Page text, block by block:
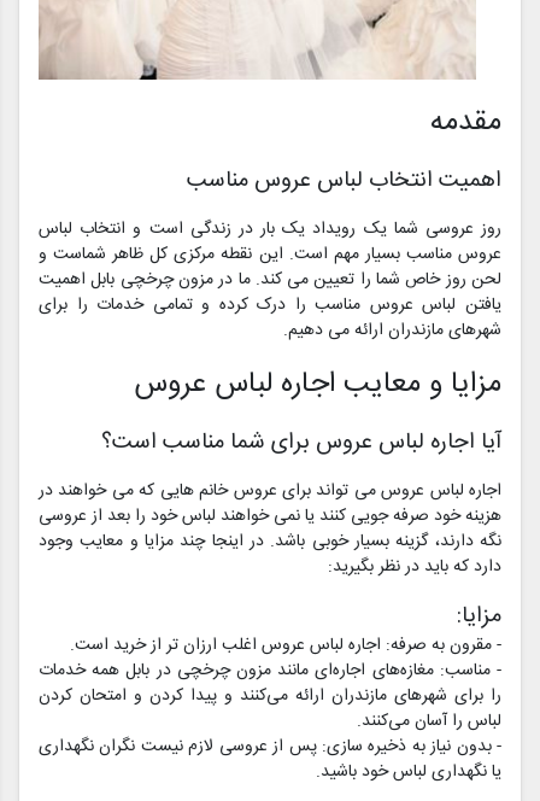
مقدمه
اهمیت انتخاب لباس عروس مناسب
روز عروسی شما یک رویداد یک بار در زندگی است و انتخاب لباس
عروس مناسب بسیار مهم است. این نقطه مرکزی کل ظاهر شماست و
لحن روز خاص شما را تعیین می کند. ما در مزون چرخچی بابل اهمیت
یافتن لباس عروس مناسب را درک کرده و تمامی خدمات را برای
شهرهای مازندران ارائه می دهیم.
مزایا و معایب اجاره لباس عروس
آیا اجاره لباس عروس برای شما مناسب است؟
اجاره لباس عروس می تواند برای عروس خانم هایی که می خواهند در
هزینه خود صرفه جویی کنند یا نمی خواهند لباس خود را بعد از عروسی
نگه دارند، گزینه بسیار خوبی باشد. در اینجا چند مزایا و معایب وجود
دارد که باید در نظر بگیرید:
مزایا:
- مقرون به صرفه: اجاره لباس عروس اغلب ارزان تر از خرید است.
- مناسب: مغازه‌های اجاره‌ای مانند مزون چرخچی در بابل همه خدمات
را برای شهرهای مازندران ارائه می‌کنند و پیدا کردن و امتحان کردن
لباس را آسان می‌کنند.
- بدون نیاز به ذخیره سازی: پس از عروسی لازم نیست نگران نگهداری
یا نگهداری لباس خود باشید.